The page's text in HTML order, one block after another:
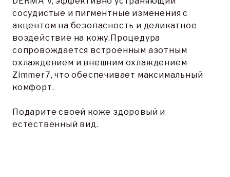
сосудистые и пигментные изменения с
акцентом на безопасность и деликатное
воздействие на кожу.Процедура
сопровождается встроенным азотным
охлаждением и внешним охлаждением
Zimmer7, что обеспечивает максимальный
комфорт.
Подарите своей коже здоровый и
естественный вид.